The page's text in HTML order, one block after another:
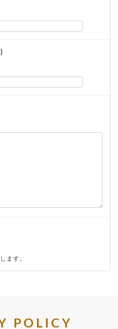
ます。
POLICY